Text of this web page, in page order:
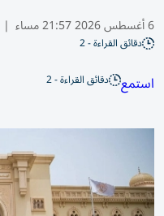
6 أغسطس 2026 21:57 مساء |
دقائق القراءة - 2
استمع دقائق القراءة - 2